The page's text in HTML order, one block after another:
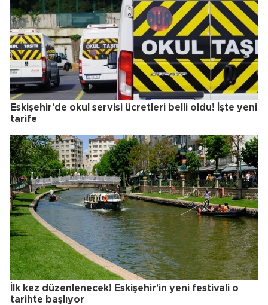
Eskişehir'de okul servisi ücretleri belli oldu! İşte yeni
tarife
İlk kez düzenlenecek! Eskişehir'in yeni festivali o
tarihte başlıyor